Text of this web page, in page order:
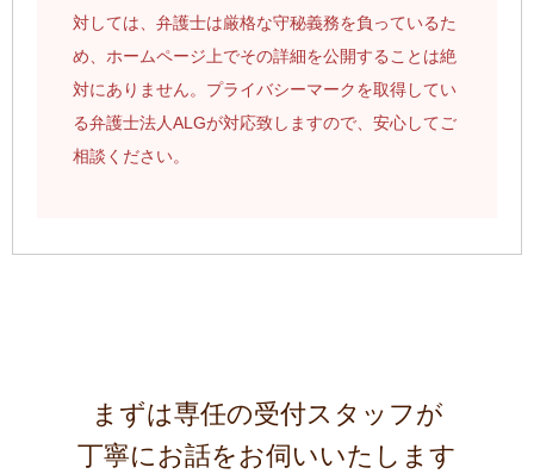
対しては、弁護士は厳格な守秘義務を負っているた
め、ホームページ上でその詳細を公開することは絶
対にありません。プライバシーマークを取得してい
る弁護士法人ALGが対応致しますので、安心してご
相談ください。
まずは専任の受付スタッフが
丁寧にお話をお伺いいたします